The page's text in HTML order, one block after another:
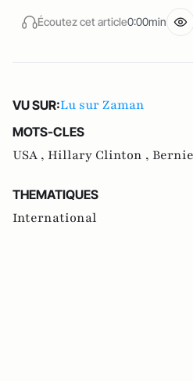
Écoutez cet article0:00min
VU SUR:Lu sur Zaman
MOTS-CLES
USA , Hillary Clinton ,
THEMATIQUES
International